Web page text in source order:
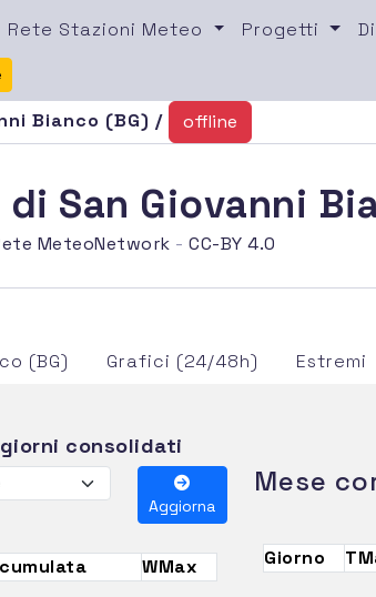
Rete Stazioni Meteo Progetti
Bianco (BG) / offline
San Giovanni
MeteoNetwork -CC-BY 4.0
(BG) Grafici (24/48h) Estremi
consolidati
Aggiorna
Mese
WMax Giorno